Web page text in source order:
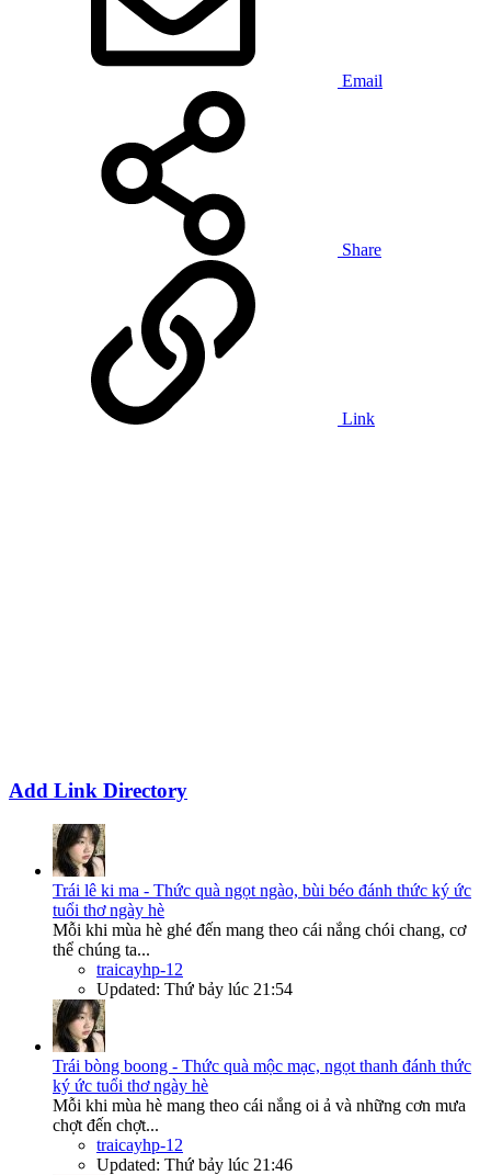
Email
Share
Link
Add Link Directory
Trái lê ki ma - Thức quà ngọt ngào, bùi béo đánh thức ký ức
tuổi thơ ngày hè
Mỗi khi mùa hè ghé đến mang theo cái nắng chói chang, cơ
thể chúng ta...
traicayhp-12
Updated: Thứ bảy lúc 21:54
Trái bòng boong - Thức quà mộc mạc, ngọt thanh đánh thức
ký ức tuổi thơ ngày hè
Mỗi khi mùa hè mang theo cái nắng oi ả và những cơn mưa
chợt đến chợt...
traicayhp-12
Updated: Thứ bảy lúc 21:46